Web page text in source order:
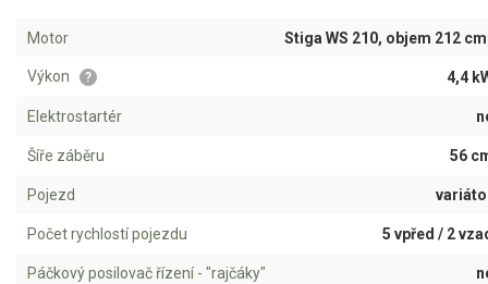
Štípačka na dřevo
VARI
Motor Stiga WS 210, objem 212
Výkon ? 4,4
Elektrostartér
Šíře záběru 56
Pojezd
Počet rychlostí pojezdu 5 vpřed / 2
Páčkový posilovač řízení - "rajčáky"